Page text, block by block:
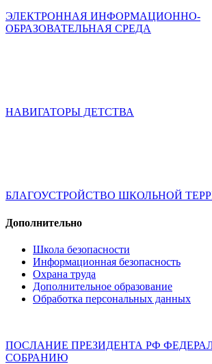
ЭЛЕКТРОННАЯ ИНФОРМАЦИОННО-
ОБРАЗОВАТЕЛЬНАЯ СРЕДА
НАВИГАТОРЫ ДЕТСТВА
БЛАГОУСТРОЙСТВО ШКОЛЬНОЙ
Дополнительно
Школа безопасности
Информационная безопасность
Охрана труда
Дополнительное образование
Обработка персональных данных
ПОСЛАНИЕ ПРЕЗИДЕНТА РФ
СОБРАНИЮ